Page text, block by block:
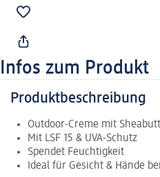
Infos zum Produkt
Produktbeschreibung
Outdoor-Creme mit
Mit LSF 15 & UVA-Schutz
Spendet Feuchtigkeit
Ideal für Gesicht & Hände